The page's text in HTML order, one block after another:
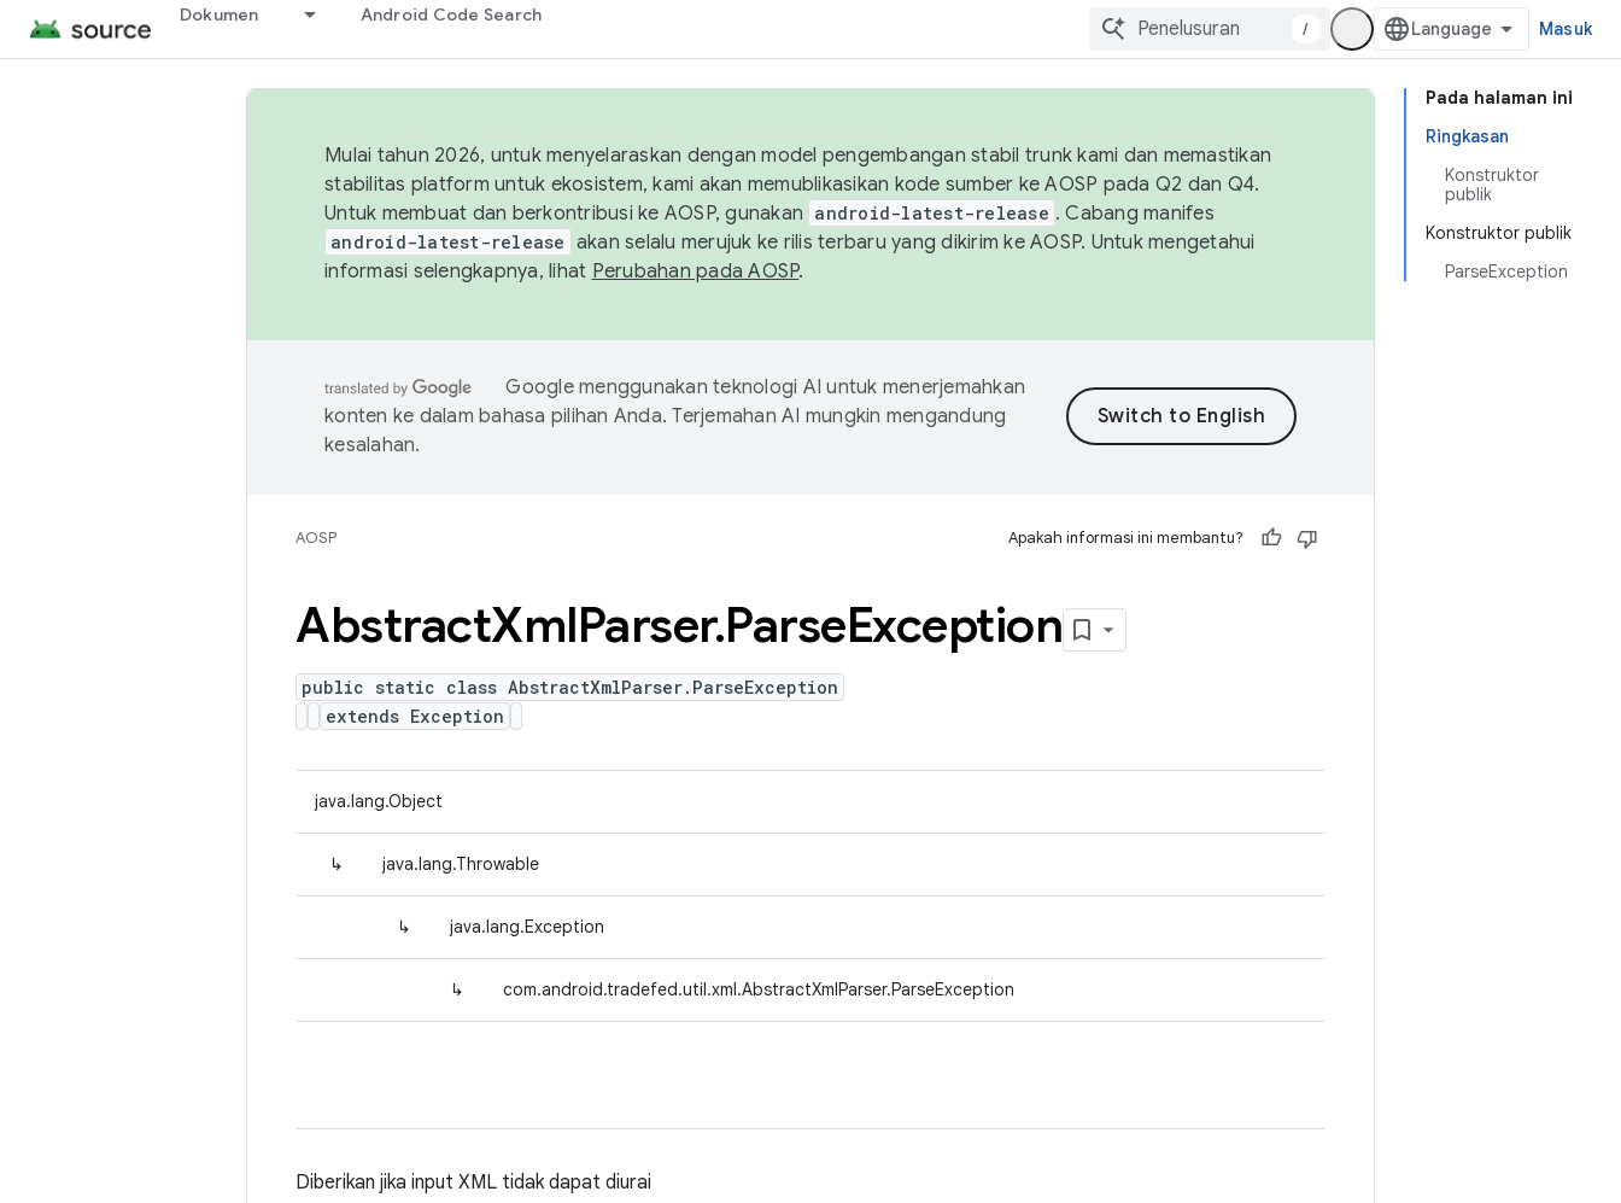
Dokumen Android Code Search
/ Masuk
Pada halaman ini
Ringkasan
Konstruktor
publik
Konstruktor publik
ParseException
Mulai tahun 2026, untuk menyelaraskan dengan model pengembangan stabil trunk kami dan memastikan
stabilitas platform untuk ekosistem, kami akan memublikasikan kode sumber ke AOSP pada Q2 dan Q4.
Untuk membuat dan berkontribusi ke AOSP, gunakan android-latest-release . Cabang manifes
android-latest-release akan selalu merujuk ke rilis terbaru yang dikirim ke AOSP. Untuk mengetahui
informasi selengkapnya, lihat Perubahan pada AOSP.
Google menggunakan teknologi AI untuk menerjemahkan
konten ke dalam bahasa pilihan Anda. Terjemahan AI mungkin mengandung
kesalahan.
AOSP Apakah informasi ini membantu?
AbstractXmlParser.ParseException
public static class AbstractXmlParser.ParseException
extends Exception
java.lang.Object
↳ java.lang.Throwable
↳ java.lang.Exception
↳ com.android.tradefed.util.xml.AbstractXmlParser.ParseException
Diberikan jika input XML tidak dapat diurai